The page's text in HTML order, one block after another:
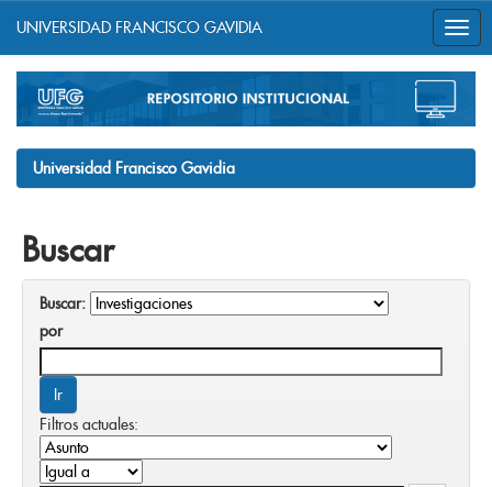
navigation
UNIVERSIDAD FRANCISCO GAVIDIA
Universidad Francisco Gavidia
Buscar
Buscar:
por
Filtros actuales: